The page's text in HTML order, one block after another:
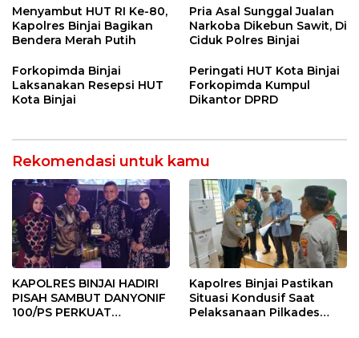
BINJAI
Menyeluruh bagi Pekerja”
Menyambut HUT RI Ke-80,
Kapolres Binjai Bagikan
Bendera Merah Putih
Pria Asal Sunggal Jualan
Narkoba Dikebun Sawit, Di
Ciduk Polres Binjai
Forkopimda Binjai
Laksanakan Resepsi HUT
Kota Binjai
Peringati HUT Kota Binjai
Forkopimda Kumpul
Dikantor DPRD
Rekomendasi untuk kamu
KAPOLRES BINJAI HADIRI
PISAH SAMBUT DANYONIF
100/PS PERKUAT
Kapolres Binjai Pastikan
Situasi Kondusif Saat
Pelaksanaan Pilkades